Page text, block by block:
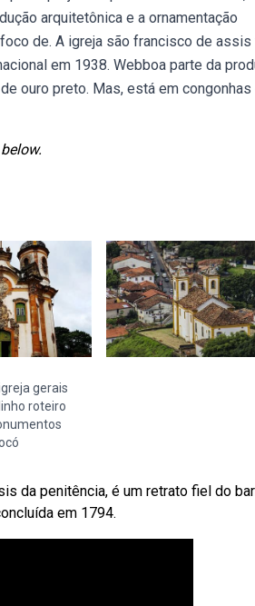
arquitetônica e a ornamentação
de. A igreja são francisco de
em 1938. Webboa parte da
ouro preto. Mas, está em congonhas
gerais
roteiro
da penitência, é um retrato fiel do
em 1794.